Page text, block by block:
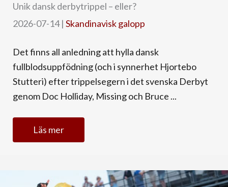
Unik dansk derbytrippel – eller?
2026-07-14| Skandinavisk galopp
Det finns all anledning att hylla dansk
fullblodsuppfödning (och i synnerhet Hjortebo
Stutteri) efter trippelsegern i det svenska Derbyt
genom Doc Holliday, Missing och Bruce ...
Läs mer